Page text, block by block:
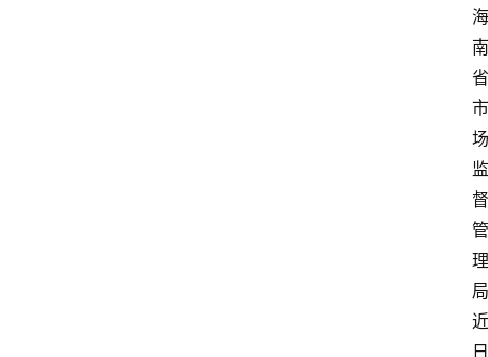
海
南
省
市
场
监
督
管
理
局
近
日